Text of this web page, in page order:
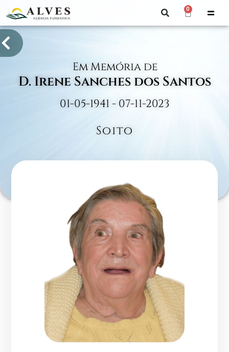
0
Em Memória de
D. Irene Sanches dos Santos
01-05-1941 - 07-11-2023
Soito